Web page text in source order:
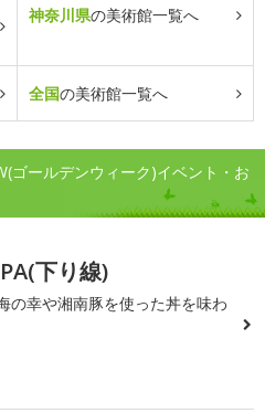
神奈川県の美術館一覧へ
全国の美術館一覧へ
ゴールデンウィーク)イベント・お
下り線)
の幸や湘南豚を使った丼を味わ